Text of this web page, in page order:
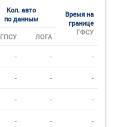
Кол. авто
по данным
Время на
границе
ГФСУ
ГПСУ ЛОГА
- - -
- - -
- - -
- - -